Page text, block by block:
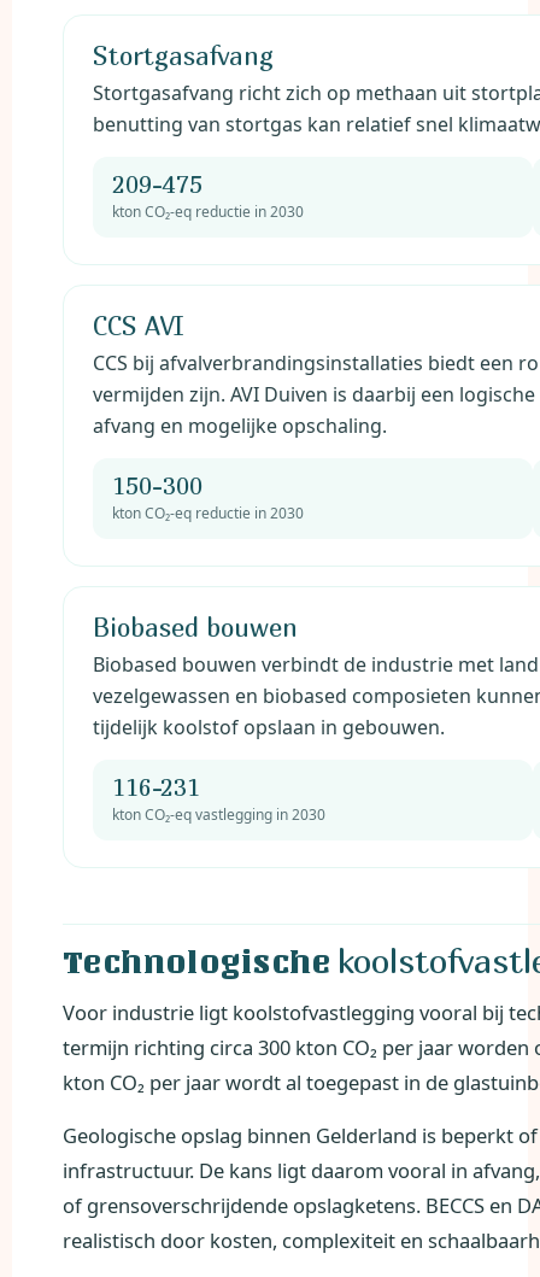
Stortgasafvang
Stortgasafvang richt zich op methaan uit
benutting van stortgas kan relatief snel
209-475
kton CO₂-eq reductie in 2030
CCS AVI
CCS bij afvalverbrandingsinstallaties biedt een
vermijden zijn. AVI Duiven is daarbij een
afvang en mogelijke opschaling.
150-300
kton CO₂-eq reductie in 2030
Biobased bouwen
Biobased bouwen verbindt de industrie met
vezelgewassen en biobased composieten
tijdelijk koolstof opslaan in gebouwen.
116-231
kton CO₂-eq vastlegging in 2030
Technologische
Voor industrie ligt koolstofvastlegging vooral bij
termijn richting circa 300 kton CO₂ per jaar worden
kton CO₂ per jaar wordt al toegepast in de
Geologische opslag binnen Gelderland is beperkt
infrastructuur. De kans ligt daarom vooral in
of grensoverschrijdende opslagketens. BECCS en
realistisch door kosten, complexiteit en